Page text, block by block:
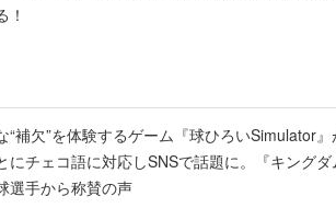
！
“補欠”を体験するゲーム『球ひろいSimulator
にチェコ語に対応しSNSで話題に。『キング
選手から称賛の声